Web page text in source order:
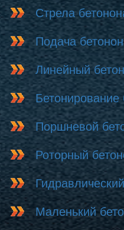
Стрела
Подача
Линейный
Поршневой
Роторный
Маленький